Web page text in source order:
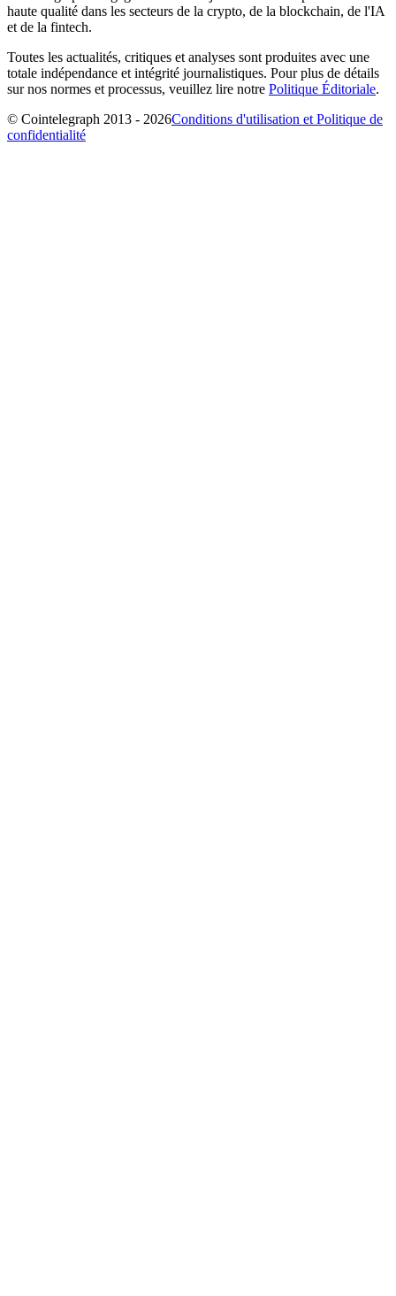
haute qualité dans les secteurs de la crypto, de la blockchain, de l'IA
et de la fintech.
Toutes les actualités, critiques et analyses sont produites avec une
totale indépendance et intégrité journalistiques. Pour plus de détails
sur nos normes et processus, veuillez lire notre Politique Éditoriale.
© Cointelegraph 2013 - 2026Conditions d'utilisation et Politique de
confidentialité